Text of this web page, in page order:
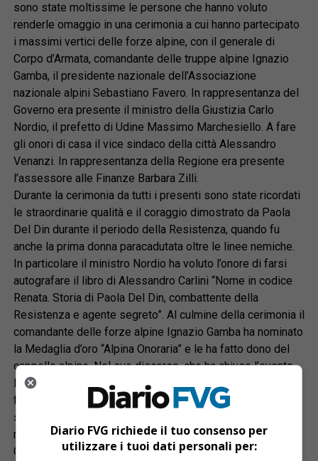
sono state moltissime le persone che hanno voluto
renderle omaggio in una cerimonia a cui hanno partecipato
i massimi vertici delle forze alpine, con il generale di
Corpo d’Armata, comandante delle truppe alpine Ignazio
Gamba, il presidente nazionale dell’Associazione
nazionale alpini Sebastiano Favero. In rappresentanza del
Governo era presente il ministro della Giustizia Carlo
Nordio, il prefetto di Udine Massimo Marchesiello. A fare
gli onori di casa il vice sindaco della città Alessandro
Venanzi. In rappresentanza della Regione era presente
l’assessore alle Finanze Barbara Zilli.
Durante la cerimonia da tutti i presenti sono state ricordati
le straordinarie qualità e il coraggio dimostrato da Paola
Del Din durante il periodo della Resistenza, quando fu
anche la prima donna paracadutata oltre le linee nemiche.
In particolare il ministro Nordio ha voluto l’onore di farsi
autografare il libro di Alessandro Carlini “Nome in codice
Renata. Storia di Paola Del Din, combattente della
Resistenza e agente segreto”. Al culmine della cerimonia il
comandante delle forze alpine Ignazio Gamba ha nominato
la Medaglia d’oro “Alpina Onoraria” e le ha fatto dono del
cappello alpino. Nel suo discorso, che ha chiuso l’evento,
la patriota ha voluto ricordare quelli che sono i suoi valori
fondamentali: “La verità va sempre detta in ogni
situazione, anche quelle istituzionali. Io peli sulla lingua
non ne ho mai avuti.”
Questo il commento dell’assessore Zilli: “Paola del Din è
Diario FVG richiede il tuo consenso per
utilizzare i tuoi dati personali per: